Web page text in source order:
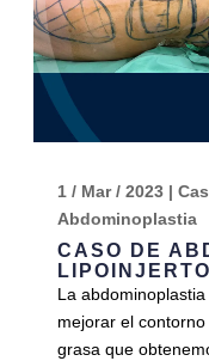
CASO DE
1 / Mar / 2023|
Abdominoplastia
La
mejorar el
grasa que